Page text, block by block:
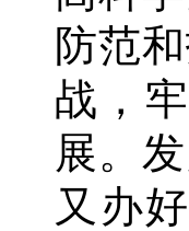
防范
战，
展。
又办